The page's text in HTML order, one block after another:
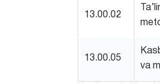
13.00.02
13.00.05
va